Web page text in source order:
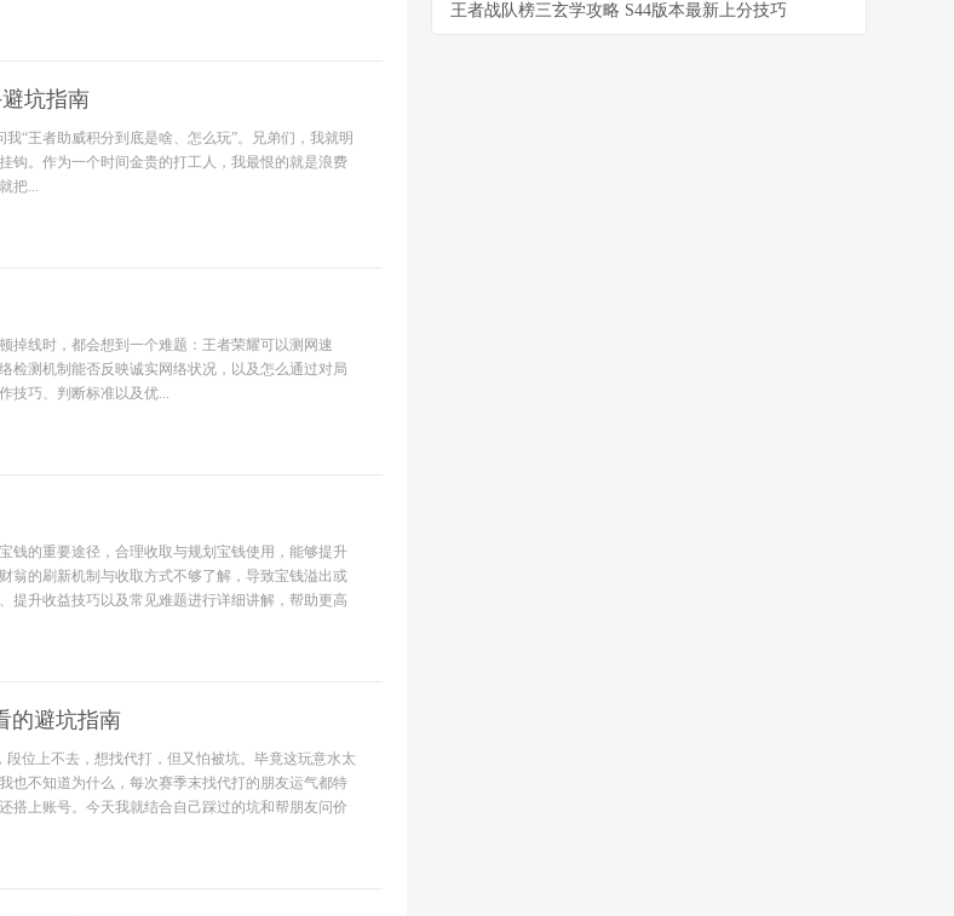
坑指南
“王者助威积分到底是啥、怎么玩”。兄弟们，我就明
钩。作为一个时间金贵的打工人，我最恨的就是浪费
把...
掉线时，都会想到一个难题：王者荣耀可以测网速
检测机制能否反映诚实网络状况，以及怎么通过对局
技巧、判断标准以及优...
钱的重要途径，合理收取与规划宝钱使用，能够提升
翁的刷新机制与收取方式不够了解，导致宝钱溢出或
提升收益技巧以及常见难题进行详细讲解，帮助更高
的避坑指南
位上不去，想找代打，但又怕被坑。毕竟这玩意水太
也不知道为什么，每次赛季末找代打的朋友运气都特
搭上账号。今天我就结合自己踩过的坑和帮朋友问价
王者战队榜三玄学攻略 S44版本最新上分技巧